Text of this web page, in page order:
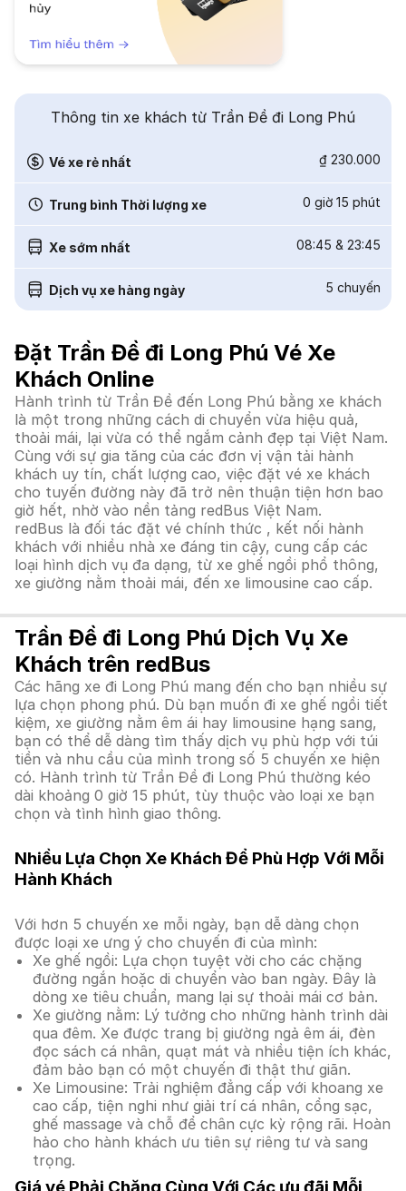
Thông tin xe khách từ Trần Đề đi Long Phú
Vé xe rẻ nhất ₫ 230.000
Trung bình Thời lượng xe 0 giờ 15 phút
Xe sớm nhất 08:45 & 23:45
Dịch vụ xe hàng ngày 5 chuyến
Đặt Trần Đề đi Long Phú Vé Xe
Khách Online
Hành trình từ Trần Đề đến Long Phú bằng xe khách
là một trong những cách di chuyển vừa hiệu quả,
thoải mái, lại vừa có thể ngắm cảnh đẹp tại Việt Nam.
Cùng với sự gia tăng của các đơn vị vận tải hành
khách uy tín, chất lượng cao, việc đặt vé xe khách
cho tuyến đường này đã trở nên thuận tiện hơn bao
giờ hết, nhờ vào nền tảng redBus Việt Nam.
redBus là đối tác đặt vé chính thức , kết nối hành
khách với nhiều nhà xe đáng tin cậy, cung cấp các
loại hình dịch vụ đa dạng, từ xe ghế ngồi phổ thông,
xe giường nằm thoải mái, đến xe limousine cao cấp.
Trần Đề đi Long Phú Dịch Vụ Xe
Khách trên redBus
Các hãng xe đi Long Phú mang đến cho bạn nhiều sự
lựa chọn phong phú. Dù bạn muốn đi xe ghế ngồi tiết
kiệm, xe giường nằm êm ái hay limousine hạng sang,
bạn có thể dễ dàng tìm thấy dịch vụ phù hợp với túi
tiền và nhu cầu của mình trong số 5 chuyến xe hiện
có. Hành trình từ Trần Đề đi Long Phú thường kéo
dài khoảng 0 giờ 15 phút, tùy thuộc vào loại xe bạn
chọn và tình hình giao thông.
Nhiều Lựa Chọn Xe Khách Để Phù Hợp Với Mỗi
Hành Khách
Với hơn 5 chuyến xe mỗi ngày, bạn dễ dàng chọn
được loại xe ưng ý cho chuyến đi của mình:
Xe ghế ngồi: Lựa chọn tuyệt vời cho các chặng
đường ngắn hoặc di chuyển vào ban ngày. Đây là
dòng xe tiêu chuẩn, mang lại sự thoải mái cơ bản.
Xe giường nằm: Lý tưởng cho những hành trình dài
qua đêm. Xe được trang bị giường ngả êm ái, đèn
đọc sách cá nhân, quạt mát và nhiều tiện ích khác,
đảm bảo bạn có một chuyến đi thật thư giãn.
Xe Limousine: Trải nghiệm đẳng cấp với khoang xe
cao cấp, tiện nghi như giải trí cá nhân, cổng sạc,
ghế massage và chỗ để chân cực kỳ rộng rãi. Hoàn
hảo cho hành khách ưu tiên sự riêng tư và sang
trọng.